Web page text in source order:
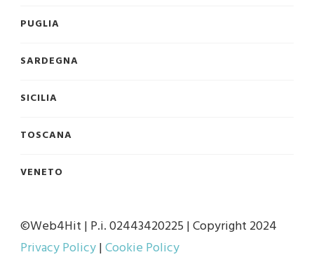
PUGLIA
SARDEGNA
SICILIA
TOSCANA
VENETO
©Web4Hit | P.i. 02443420225 | Copyright 2024
Privacy Policy|Cookie Policy